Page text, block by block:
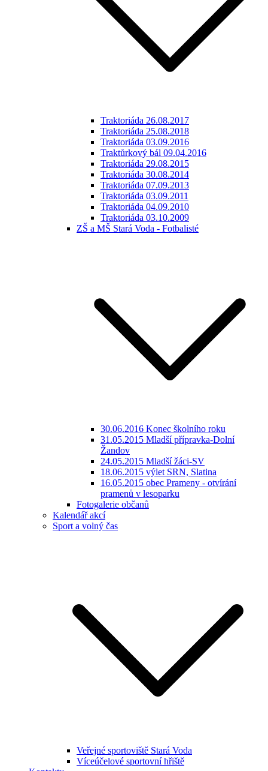
Traktoriáda 26.08.2017
Traktoriáda 25.08.2018
Traktoriáda 03.09.2016
Traktůrkový bál 09.04.2016
Traktoriáda 29.08.2015
Traktoriáda 30.08.2014
Traktoriáda 07.09.2013
Traktoriáda 03.09.2011
Traktoriáda 04.09.2010
Traktoriáda 03.10.2009
ZŠ a MŠ Stará Voda - Fotbalisté
30.06.2016 Konec školního roku
31.05.2015 Mladší přípravka-Dolní
Žandov
24.05.2015 Mladší žáci-SV
18.06.2015 výlet SRN, Slatina
16.05.2015 obec Prameny - otvírání
pramenů v lesoparku
Fotogalerie občanů
Kalendář akcí
Sport a volný čas
Veřejné sportoviště Stará Voda
Víceúčelové sportovní hřiště